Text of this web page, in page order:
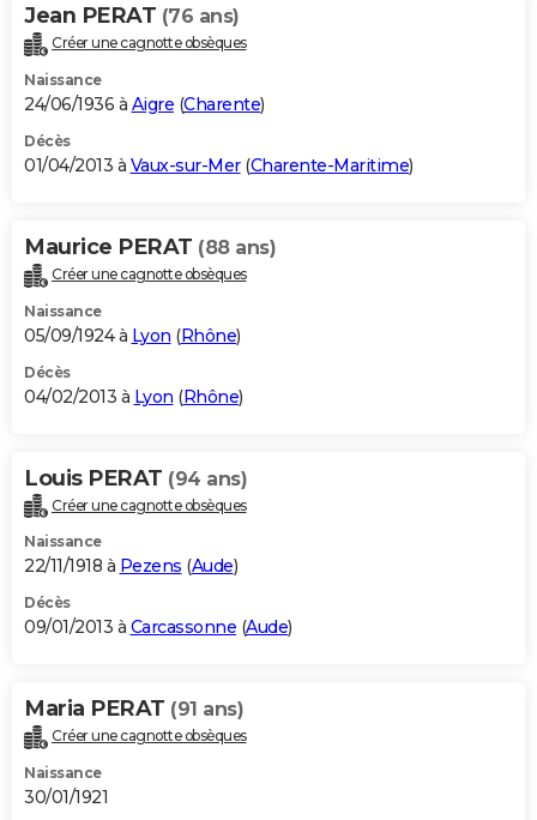
Jean PERAT (76 ans)
Créer une cagnotte obsèques
Naissance
24/06/1936 à Aigre (Charente)
Décès
01/04/2013 à Vaux-sur-Mer(Charente-Maritime)
Maurice PERAT (88 ans)
Créer une cagnotte obsèques
Naissance
05/09/1924 à Lyon (Rhône)
Décès
04/02/2013 à Lyon (Rhône)
Louis PERAT (94 ans)
Créer une cagnotte obsèques
Naissance
22/11/1918 à Pezens (Aude)
Décès
09/01/2013 à Carcassonne (Aude)
Maria PERAT (91 ans)
Créer une cagnotte obsèques
Naissance
30/01/1921